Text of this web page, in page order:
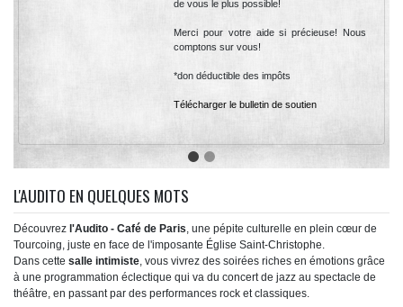
de vous le plus possible!
Merci pour votre aide si précieuse! Nous
comptons sur vous!
*don déductible des impôts
Télécharger le bulletin de soutien
L'AUDITO EN QUELQUES MOTS
Découvrez l'Audito - Café de Paris, une pépite culturelle en plein cœur de
Tourcoing, juste en face de l'imposante Église Saint-Christophe.
Dans cette salle intimiste, vous vivrez des soirées riches en émotions grâce
à une programmation éclectique qui va du concert de jazz au spectacle de
théâtre, en passant par des performances rock et classiques.